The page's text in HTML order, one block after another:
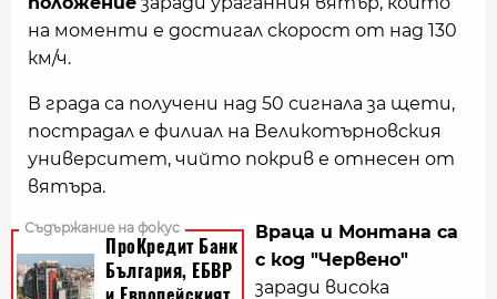
на моменти е достигал скорост от над 130
км/ч.
В града са получени над 50 сигнала за щети,
пострадал е филиал на Великотърновския
университет, чийто покрив е отнесен от
вятъра.
Враца и Монтана са
с код "Червено"
заради висока